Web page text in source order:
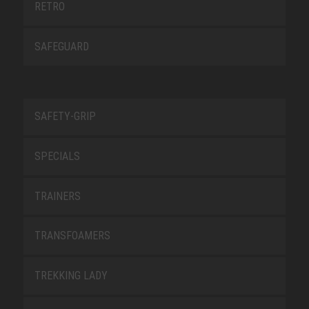
RETRO
SAFEGUARD
SAFETY-GRIP
SPECIALS
TRAINERS
TRANSFOAMERS
TREKKING LADY